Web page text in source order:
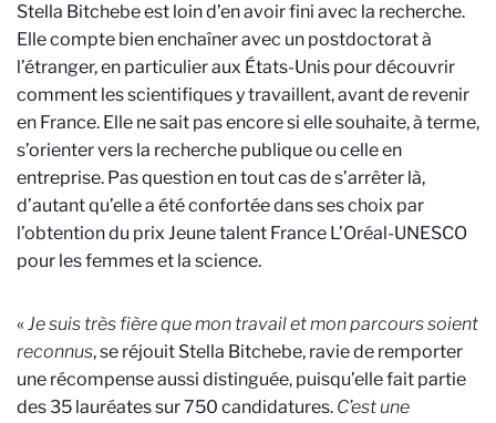
Stella Bitchebe est loin d’en avoir fini avec la recherche.
Elle compte bien enchaîner avec un postdoctorat à
l’étranger, en particulier aux États-Unis pour découvrir
comment les scientifiques y travaillent, avant de revenir
en France. Elle ne sait pas encore si elle souhaite, à terme,
s’orienter vers la recherche publique ou celle en
entreprise. Pas question en tout cas de s’arrêter là,
d’autant qu’elle a été confortée dans ses choix par
l’obtention du prix Jeune talent France L’Oréal-UNESCO
pour les femmes et la science.
«Je suis très fière que mon travail et mon parcours soient
reconnus, se réjouit Stella Bitchebe, ravie de remporter
une récompense aussi distinguée, puisqu’elle fait partie
des 35 lauréates sur 750 candidatures. C’est une